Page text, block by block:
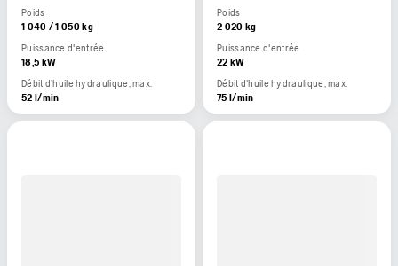
Poids
1 040 / 1 050 kg
Puissance d'entrée
18,5 kW
Débit d'huile hydraulique, max.
52 l/min
Poids
2 020 kg
Puissance d'entrée
22 kW
Débit d'huile hydraulique, max.
75 l/min